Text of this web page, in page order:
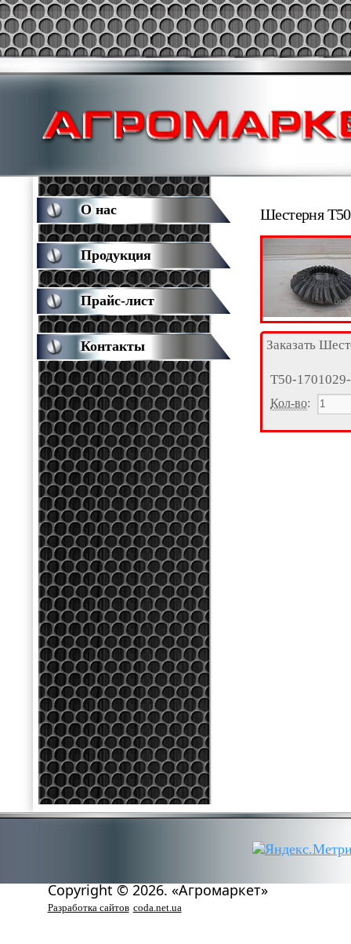
Шестерня
Заказать
Т50-
Кол-во:
О нас
Продукция
Прайс-лист
Контакты
Copyright © 2026. «Агромаркет»
Разработка сайтов coda.net.ua